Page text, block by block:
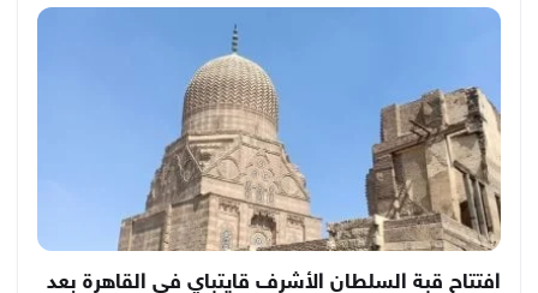
افتتاح قبة السلطان الأشرف قايتباي في القاهرة بعد